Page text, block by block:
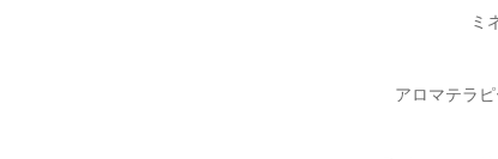
ミ
アロマテラ